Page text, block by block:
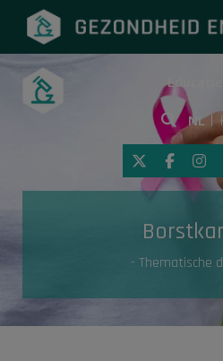
Onderwerpen
Gezondheid in de media
NL
Klik op
- Thematische